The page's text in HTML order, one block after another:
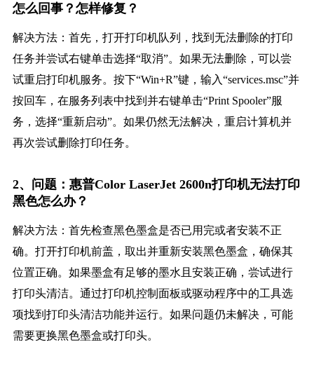
怎么回事？怎样修复？
解决方法：首先，打开打印机队列，找到无法删除的打印
任务并尝试右键单击选择“取消”。如果无法删除，可以尝
试重启打印机服务。按下“Win+R”键，输入“services.msc”并
按回车，在服务列表中找到并右键单击“Print Spooler”服
务，选择“重新启动”。如果仍然无法解决，重启计算机并
再次尝试删除打印任务。
2、问题：惠普Color LaserJet 2600n打印机无法打印
黑色怎么办？
解决方法：首先检查黑色墨盒是否已用完或者安装不正
确。打开打印机前盖，取出并重新安装黑色墨盒，确保其
位置正确。如果墨盒有足够的墨水且安装正确，尝试进行
打印头清洁。通过打印机控制面板或驱动程序中的工具选
项找到打印头清洁功能并运行。如果问题仍未解决，可能
需要更换黑色墨盒或打印头。